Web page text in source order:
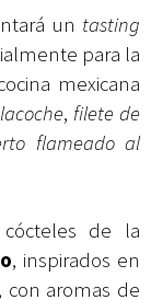
un tasting
para la
mexicana
, filete de
flameado al
de la
, inspirados en
aromas de